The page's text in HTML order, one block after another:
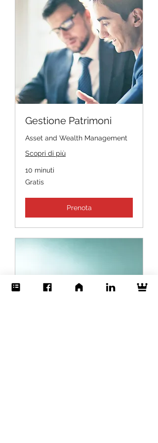
Gestione Patrimoni
Asset and Wealth Management
Scopri di più
10 minuti
Gratis
Gratis
Prenota